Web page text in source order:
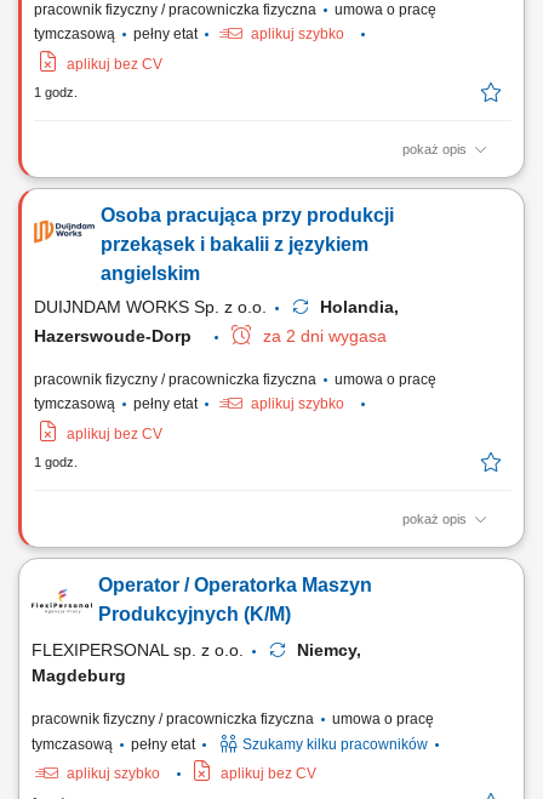
pracownik fizyczny / pracowniczka fizyczna
umowa o pracę
tymczasową
pełny etat
aplikuj szybko
aplikuj bez CV
1 godz.
pokaż opis
Zadania Ocena jakościowa dostarczanych warzyw i owoców oraz ich
opakowaniach docelowych; Prace magazynowe związane z
układaniem palet oraz pojemników z towarem; Współpraca w zespole
przy realizowaniu dziennych planów wysyłkowych;
Osoba pracująca przy produkcji
przekąsek i bakalii z językiem
angielskim
DUIJNDAM WORKS Sp. z o.o.
Holandia,
Hazerswoude-Dorp
za 2 dni wygasa
pracownik fizyczny / pracowniczka fizyczna
umowa o pracę
tymczasową
pełny etat
aplikuj szybko
aplikuj bez CV
1 godz.
pokaż opis
Zadania Rozpakowywanie kartonów oraz przygotowywanie przekąsek i
konfekcjonowanie miksów orzechowych i słodkich produktów;
Znakowanie paczek etykietami oraz przygotowanie towaru do wysyłki
Operator / Operatorka Maszyn
Produkcyjnych (K/M)
FLEXIPERSONAL sp. z o.o.
Niemcy,
Magdeburg
pracownik fizyczny / pracowniczka fizyczna
umowa o pracę
tymczasową
pełny etat
Szukamy kilku pracowników
aplikuj szybko
aplikuj bez CV